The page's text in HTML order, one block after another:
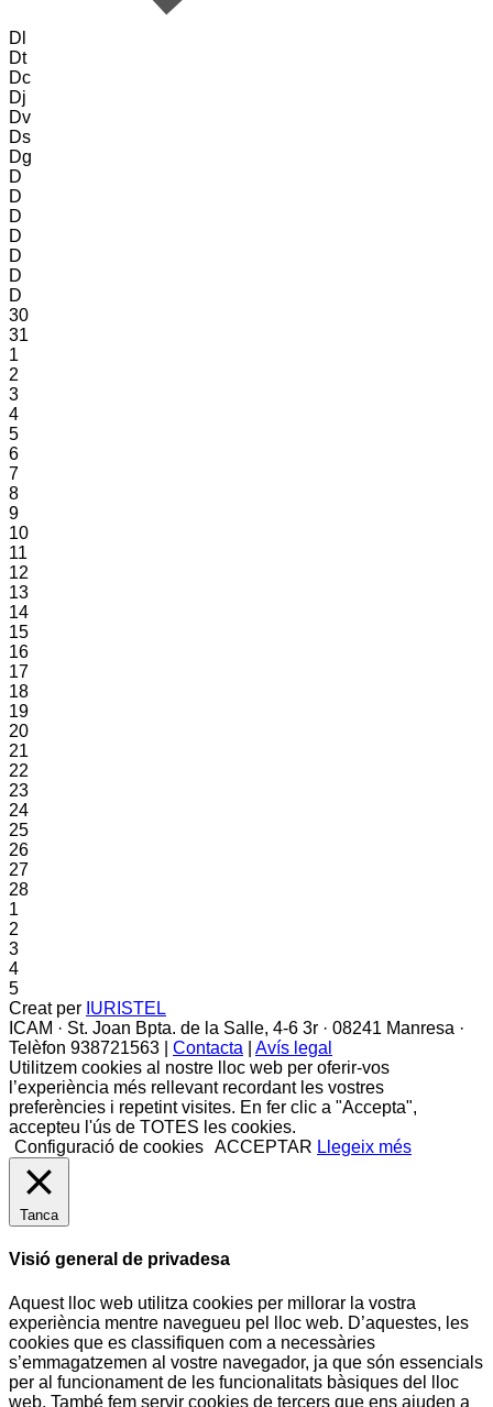
Dl
Dt
Dc
Dj
Dv
Ds
Dg
D
D
D
D
D
D
D
30
31
1
2
3
4
5
6
7
8
9
10
11
12
13
14
15
16
17
18
19
20
21
22
23
24
25
26
27
28
1
2
3
4
5
Creat per IURISTEL
ICAM · St. Joan Bpta. de la Salle, 4-6 3r · 08241 Manresa ·
Telèfon 938721563 | Contacta
Avís legal
Utilitzem cookies al nostre lloc web per oferir-vos
l’experiència més rellevant recordant les vostres
preferències i repetint visites. En fer clic a "Accepta",
accepteu l'ús de TOTES les cookies.
Configuració de cookies ACCEPTAR Llegeix més
Tanca
Visió general de privadesa
Aquest lloc web utilitza cookies per millorar la vostra
experiència mentre navegueu pel lloc web. D’aquestes, les
cookies que es classifiquen com a necessàries
s’emmagatzemen al vostre navegador, ja que són essencials
per al funcionament de les funcionalitats bàsiques del lloc
web. També fem servir cookies de tercers que ens ajuden a